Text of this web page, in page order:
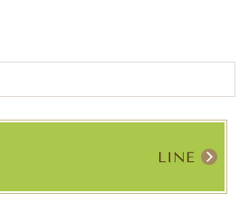
LINE